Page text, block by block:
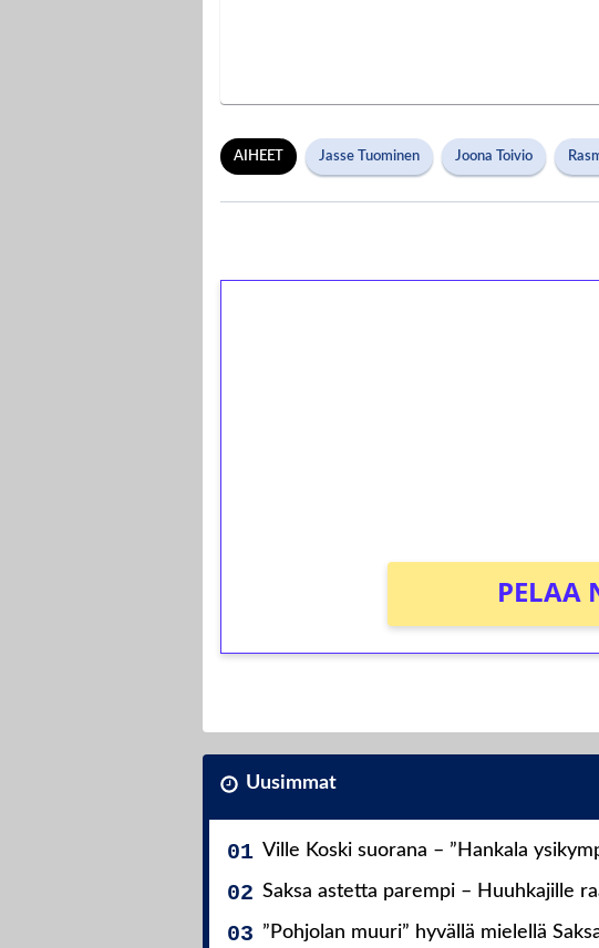
AIHEET Jasse Tuominen Joona Toivio
PELAA
Uusimmat
Ville Koski suorana – ”Hankala
Saksa astetta parempi – Huuhkajille
”Pohjolan muuri” hyvällä mielellä